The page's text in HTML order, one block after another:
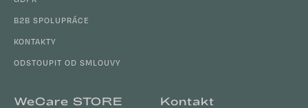
B2B SPOLUPRÁCE
KONTAKTY
ODSTOUPIT OD SMLOUVY
WeCare STORE Kontakt